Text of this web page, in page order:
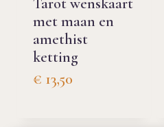
met maan en
amethist
ketting
€ 13,50